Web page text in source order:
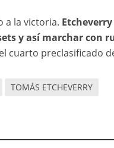
a la victoria.
y así marchar con
cuarto preclasificado
TOMÁS ETCHEVERRY